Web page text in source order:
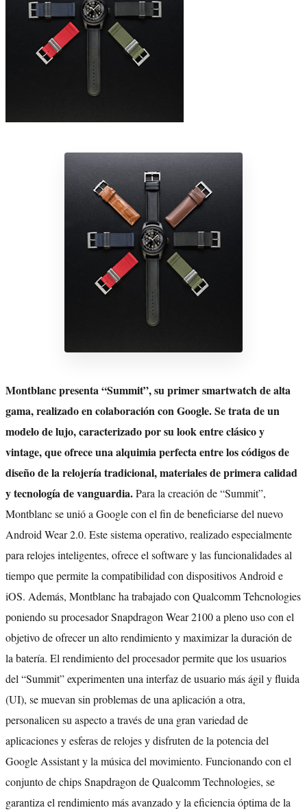
Montblanc presenta “Summit”, su primer smartwatch de alta
gama, realizado en colaboración con Google. Se trata de un
modelo de lujo, caracterizado por su look entre clásico y
vintage, que ofrece una alquimia perfecta entre los códigos de
diseño de la relojería tradicional, materiales de primera calidad
y tecnología de vanguardia.Para la creación de “Summit”,
Montblanc se unió a Google con el fin de beneficiarse del nuevo
Android Wear 2.0. Este sistema operativo, realizado especialmente
para relojes inteligentes, ofrece el software y las funcionalidades al
tiempo que permite la compatibilidad con dispositivos Android e
iOS. Además, Montblanc ha trabajado con Qualcomm Tehcnologies
poniendo su procesador Snapdragon Wear 2100 a pleno uso con el
objetivo de ofrecer un alto rendimiento y maximizar la duración de
la batería. El rendimiento del procesador permite que los usuarios
del “Summit” experimenten una interfaz de usuario más ágil y fluida
(UI), se muevan sin problemas de una aplicación a otra,
personalicen su aspecto a través de una gran variedad de
aplicaciones y esferas de relojes y disfruten de la potencia del
Google Assistant y la música del movimiento. Funcionando con el
conjunto de chips Snapdragon de Qualcomm Technologies, se
garantiza el rendimiento más avanzado y la eficiencia óptima de la